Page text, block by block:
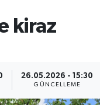
kiraz
26.05.2026 - 15:30
GÜNCELLEME